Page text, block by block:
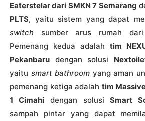
Eaterstelar dari SMKN 7 Semarang
PLTS, yaitu sistem yang dapat
switch sumber arus rumah
Pemenang kedua adalah tim
Pekanbaru dengan solusi
yaitu smart bathroom yang aman
pemenang ketiga adalah tim
1 Cimahi dengan solusi Smart
sampah pintar yang dapat